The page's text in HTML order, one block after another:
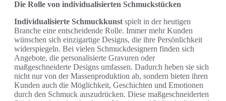
Die Rolle von individualisierten Schmuckstücken
Individualisierte Schmuckkunst spielt in der heutigen
Branche eine entscheidende Rolle. Immer mehr Kunden
wünschen sich einzigartige Designs, die ihre Persönlichkeit
widerspiegeln. Bei vielen Schmuckdesignern finden sich
Angebote, die personalisierte Gravuren oder
maßgeschneiderte Designs umfassen. Dadurch heben sie sich
nicht nur von der Massenproduktion ab, sondern bieten ihren
Kunden auch die Möglichkeit, Geschichten und Emotionen
durch den Schmuck auszudrücken. Diese maßgeschneiderten